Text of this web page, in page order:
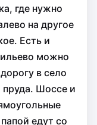
где нужно
на другое
Есть и
можно
в село
Шоссе и
едут со